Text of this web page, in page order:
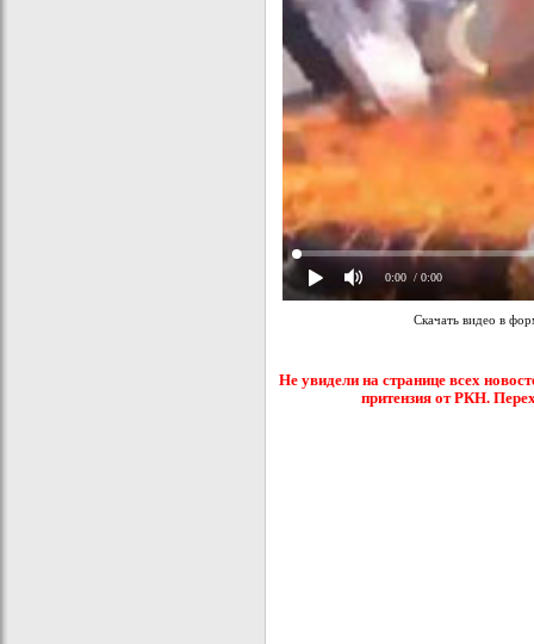
0:00 / 0:00
Скачать видео в
Не увидели на странице всех
притензия от РКН.